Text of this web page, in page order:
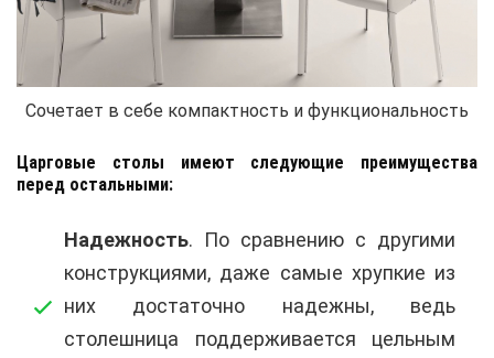
Сочетает в себе компактность и функциональность
Царговые столы имеют следующие преимущества
перед остальными:
Надежность. По сравнению с другими
конструкциями, даже самые хрупкие из
них достаточно надежны, ведь
столешница поддерживается цельным